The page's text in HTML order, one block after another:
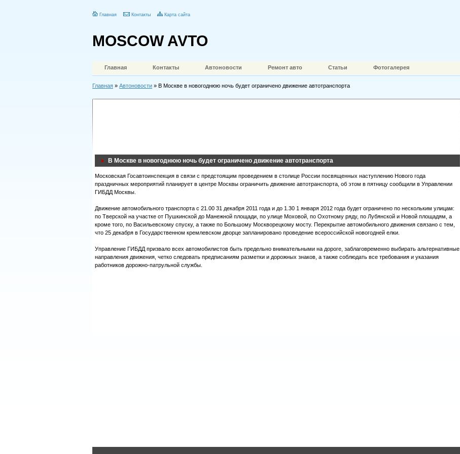
Главная Контакты Карта сайта
MOSCOW AVTO
Главная Контакты Автоновости Ремонт авто Статьи Фотогалерея
Главная » Автоновости » В Москве в новогоднюю ночь будет ограничено движение автотранспорта
В Москве в новогоднюю ночь будет ограничено движение автотранспорта
Московская Госавтоинспекция в связи с предстоящим проведением в столице России посвященных наступлению Нового года
праздничных мероприятий планирует в центре Москвы ограничить движение автотранспорта, об этом в пятницу сообщили в Управлении
ГИБДД Москвы.
Движение автомобильного транспорта с 21.00 31 декабря 2011 года и до 1.30 1 января 2012 года будет ограничено по нескольким улицам:
по Тверской на участке от Пушкинской до Манежной площади, по улице Моховой, по Охотному ряду, по Лубянской и Новой площадям, а
кроме того, по Васильевскому спуску, а также по Большому Москворецкому мосту. Перекрытие автомобильного движения связано с тем,
что 25 декабря в Государственном кремлевском дворце запланировано проведение всероссийской новогодней елки.
Управление ГИБДД призвало всех автомобилистов быть предельно внимательными на дороге, заблаговременно выбирать альтернативные
направления движения, четко следовать предписаниям разметки и дорожных знаков, а также соблюдать все требования и указания
работников дорожно-патрульной службы.